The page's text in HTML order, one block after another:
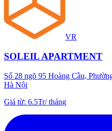
VR
SOLEIL APARTMENT
Số 28 ngõ 95 Hoàng Cầu,
Hà Nội
Giá từ: 6.5Tr/tháng